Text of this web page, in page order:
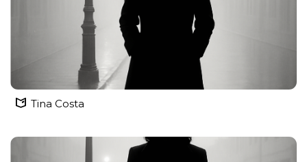
Tina Costa